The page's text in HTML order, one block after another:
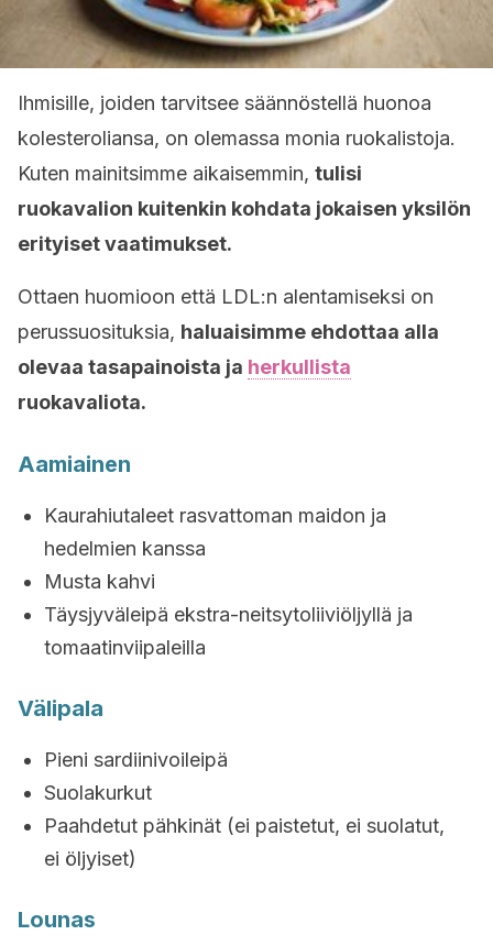
Ihmisille, joiden tarvitsee säännöstellä huonoa
kolesteroliansa, on olemassa monia ruokalistoja.
Kuten mainitsimme aikaisemmin, tulisi
ruokavalion kuitenkin kohdata jokaisen yksilön
erityiset vaatimukset.
Ottaen huomioon että LDL:n alentamiseksi on
perussuosituksia, haluaisimme ehdottaa alla
olevaa tasapainoista ja herkullista
ruokavaliota.
Aamiainen
Kaurahiutaleet rasvattoman maidon ja
hedelmien kanssa
Musta kahvi
Täysjyväleipä ekstra-neitsytoliiviöljyllä ja
tomaatinviipaleilla
Välipala
Pieni sardiinivoileipä
Suolakurkut
Paahdetut pähkinät (ei paistetut, ei suolatut,
ei öljyiset)
Lounas